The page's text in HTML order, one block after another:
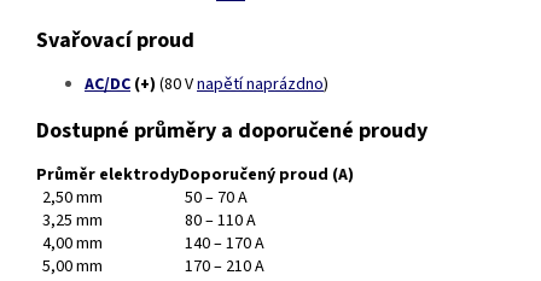
Svařovací proud
AC/DC (+) (80 Vnapětí naprázdno)
Dostupné průměry a doporučené proudy
Průměr elektrodyDoporučený proud (A)
2,50 mm
50 – 70 A
3,25 mm
80 – 110 A
4,00 mm
140 – 170 A
5,00 mm
170 – 210 A